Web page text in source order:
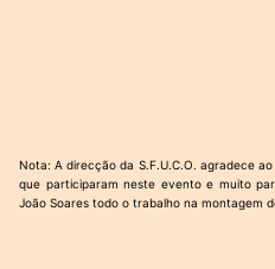
Nota: A direcção da S.F.U.C.O. agradece
que participaram neste evento e muito
João Soares todo o trabalho na montagem